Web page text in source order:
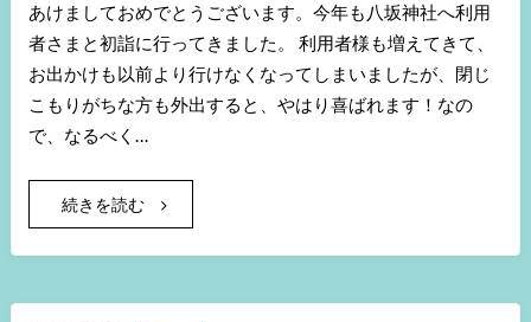
あけましておめでとうございます。今年も八坂神社へ利用
者さまと初詣に行ってきました。 利用者様も増えてきて、
お出かけも以前より行けなくなってしまいましたが、閉じ
こもりがちな方も外出すると、やはり喜ばれます！なの
で、なるべく…
続きを読む